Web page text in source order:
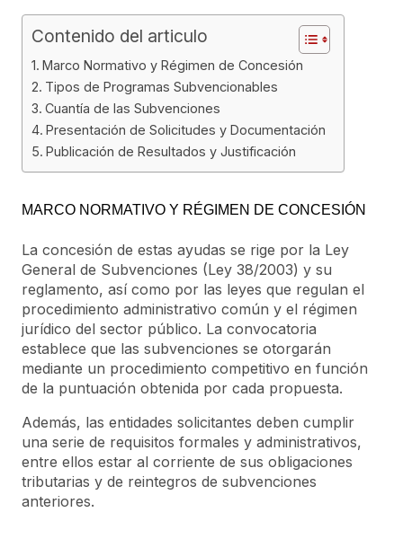
Contenido del articulo
Marco Normativo y Régimen de Concesión
Tipos de Programas Subvencionables
Cuantía de las Subvenciones
Presentación de Solicitudes y Documentación
Publicación de Resultados y Justificación
MARCO NORMATIVO Y RÉGIMEN DE CONCESIÓN
La concesión de estas ayudas se rige por la Ley
General de Subvenciones (Ley 38/2003) y su
reglamento, así como por las leyes que regulan el
procedimiento administrativo común y el régimen
jurídico del sector público. La convocatoria
establece que las subvenciones se otorgarán
mediante un procedimiento competitivo en función
de la puntuación obtenida por cada propuesta.
Además, las entidades solicitantes deben cumplir
una serie de requisitos formales y administrativos,
entre ellos estar al corriente de sus obligaciones
tributarias y de reintegros de subvenciones
anteriores.